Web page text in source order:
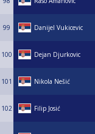
99 Danijel Vukicevic
100 Dejan Djurkovic
101 Nikola Nešić
102 Filip Josić